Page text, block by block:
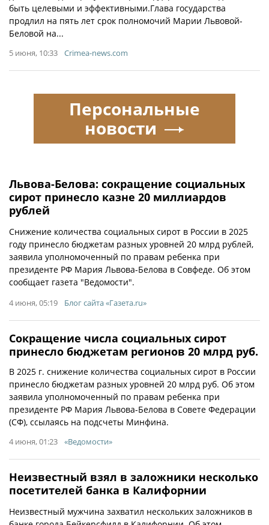
быть целевыми и эффективными.Глава государства
продлил на пять лет срок полномочий Марии Львовой-
Беловой на...
5 июня, 10:33 Crimea-news.com
Львова-Белова: сокращение социальных
сирот принесло казне 20 миллиардов
рублей
Снижение количества социальных сирот в России в 2025
году принесло бюджетам разных уровней 20 млрд рублей,
заявила уполномоченный по правам ребенка при
президенте РФ Мария Львова-Белова в Совфеде. Об этом
сообщает газета "Ведомости".
4 июня, 05:19 Блог сайта «Газета.ru»
Сокращение числа социальных сирот
принесло бюджетам регионов 20 млрд руб.
В 2025 г. снижение количества социальных сирот в России
принесло бюджетам разных уровней 20 млрд руб. Об этом
заявила уполномоченный по правам ребенка при
президенте РФ Мария Львова-Белова в Совете Федерации
(СФ), ссылаясь на подсчеты Минфина.
4 июня, 01:23 «Ведомости»
Неизвестный взял в заложники несколько
посетителей банка в Калифорнии
Неизвестный мужчина захватил нескольких заложников в
Персональные
новости